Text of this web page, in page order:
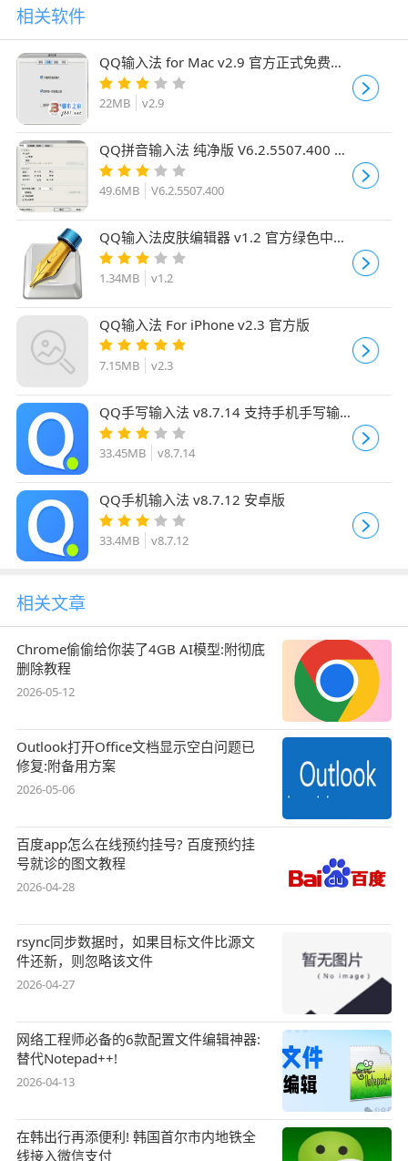
相关软件
QQ输入法 for Mac v2.9 官方正式免费版
与PC五笔一样强大的Mac五笔混合输入法
22MB v2.9
QQ拼音输入法 纯净版 V6.2.5507.400 官
方安装版
49.6MB V6.2.5507.400
QQ输入法皮肤编辑器 v1.2 官方绿色中文
免费版
1.34MB v1.2
QQ输入法 For iPhone v2.3 官方版
7.15MB v2.3
QQ手写输入法 v8.7.14 支持手机手写输
入 安卓版
33.45MB v8.7.14
QQ手机输入法 v8.7.12 安卓版
33.4MB v8.7.12
相关文章
Chrome偷偷给你装了4GB AI模型:附彻底
删除教程
2026-05-12
Outlook打开Office文档显示空白问题已
修复:附备用方案
2026-05-06
百度app怎么在线预约挂号? 百度预约挂
号就诊的图文教程
2026-04-28
rsync同步数据时，如果目标文件比源文
件还新，则忽略该文件
2026-04-27
网络工程师必备的6款配置文件编辑神器:
替代Notepad++!
2026-04-13
在韩出行再添便利! 韩国首尔市内地铁全
线接入微信支付